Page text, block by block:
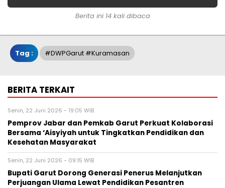
Berita ini 14 kali dibaca
Tag : #DWPGarut #Kuramasan
BERITA TERKAIT
Senin, 22 Juni 2026 - 19:05 WIB
Pemprov Jabar dan Pemkab Garut Perkuat Kolaborasi
Bersama ‘Aisyiyah untuk Tingkatkan Pendidikan dan
Kesehatan Masyarakat
Senin, 22 Juni 2026 - 09:15 WIB
Bupati Garut Dorong Generasi Penerus Melanjutkan
Perjuangan Ulama Lewat Pendidikan Pesantren